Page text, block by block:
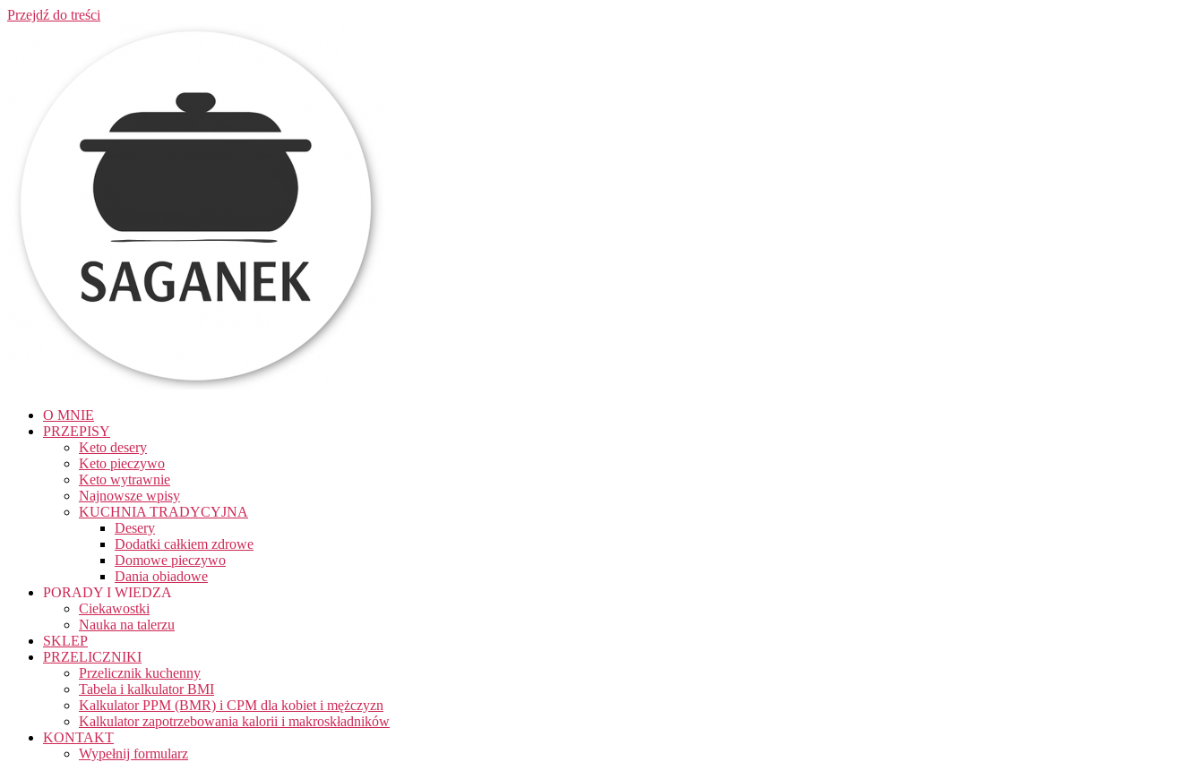
Przejdź do treści
O MNIE
PRZEPISY
Keto desery
Keto pieczywo
Keto wytrawnie
Najnowsze wpisy
KUCHNIA TRADYCYJNA
Desery
Dodatki całkiem zdrowe
Domowe pieczywo
Dania obiadowe
PORADY I WIEDZA
Ciekawostki
Nauka na talerzu
SKLEP
PRZELICZNIKI
Przelicznik kuchenny
Tabela i kalkulator BMI
Kalkulator PPM (BMR) i CPM dla kobiet i mężczyzn
Kalkulator zapotrzebowania kalorii i makroskładników
KONTAKT
Wypełnij formularz